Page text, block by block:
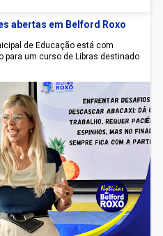
abertas em Belford Roxo
de Educação está com
um curso de Libras destinado